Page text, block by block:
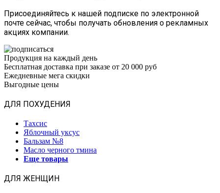
Присоединяйтесь к нашей подписке по электронной
почте сейчас, чтобы получать обновления о рекламных
акциях компании.
Продукция на каждый день
Бесплатная доставка при заказе от 20 000 руб
Ежедневные мега скидки
Выгодные цены
ДЛЯ ПОХУДЕНИЯ
Тахсис
Яблочный уксус
Бальзам №8
Масло черного тмина
Еще товары
ДЛЯ ЖЕНЩИН